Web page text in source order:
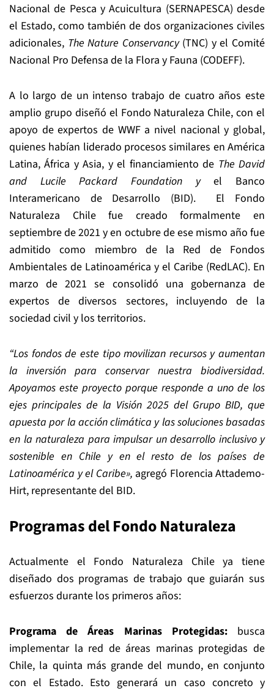
Nacional de Pesca y Acuicultura (SERNAPESCA) desde
el Estado, como también de dos organizaciones civiles
adicionales, The Nature Conservancy(TNC) y el Comité
Nacional Pro Defensa de la Flora y Fauna (CODEFF).
A lo largo de un intenso trabajo de cuatro años este
amplio grupo diseñó el Fondo Naturaleza Chile, con el
apoyo de expertos de WWF a nivel nacional y global,
quienes habían liderado procesos similares en América
Latina, África y Asia, y el financiamiento de The David
and Lucile Packard Foundation yel Banco
Interamericano de Desarrollo (BID). El Fondo
Naturaleza Chile fue creado formalmente en
septiembre de 2021 y en octubre de ese mismo año fue
admitido como miembro de la Red de Fondos
Ambientales de Latinoamérica y el Caribe (RedLAC). En
marzo de 2021 se consolidó una gobernanza de
expertos de diversos sectores, incluyendo de la
sociedad civil y los territorios.
“Los fondos de este tipo movilizan recursos y aumentan
la inversión para conservar nuestra biodiversidad.
Apoyamos este proyecto porque responde a uno de los
ejes principales de la Visión 2025 del Grupo BID, que
apuesta por la acción climática y las soluciones basadas
en la naturaleza para impulsar un desarrollo inclusivo y
sostenible en Chile y en el resto de los países de
Latinoamérica y el Caribe», agregó Florencia Attademo-
Hirt, representante del BID.
Programas del Fondo Naturaleza
Actualmente el Fondo Naturaleza Chile ya tiene
diseñado dos programas de trabajo que guiarán sus
esfuerzos durante los primeros años:
Programa de Áreas Marinas Protegidas: busca
implementar la red de áreas marinas protegidas de
Chile, la quinta más grande del mundo, en conjunto
con el Estado. Esto generará un caso concreto y